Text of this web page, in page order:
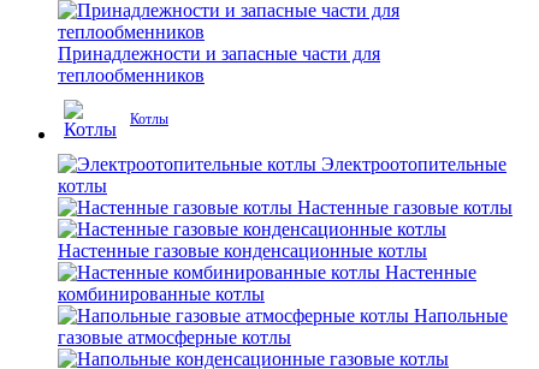
Принадлежности и запасные части для
теплообменников
Котлы
Электроотопительные
котлы
Настенные газовые котлы
Настенные газовые конденсационные котлы
Настенные
комбинированные котлы
Напольные
газовые атмосферные котлы